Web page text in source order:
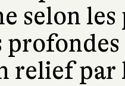
selon
relief par